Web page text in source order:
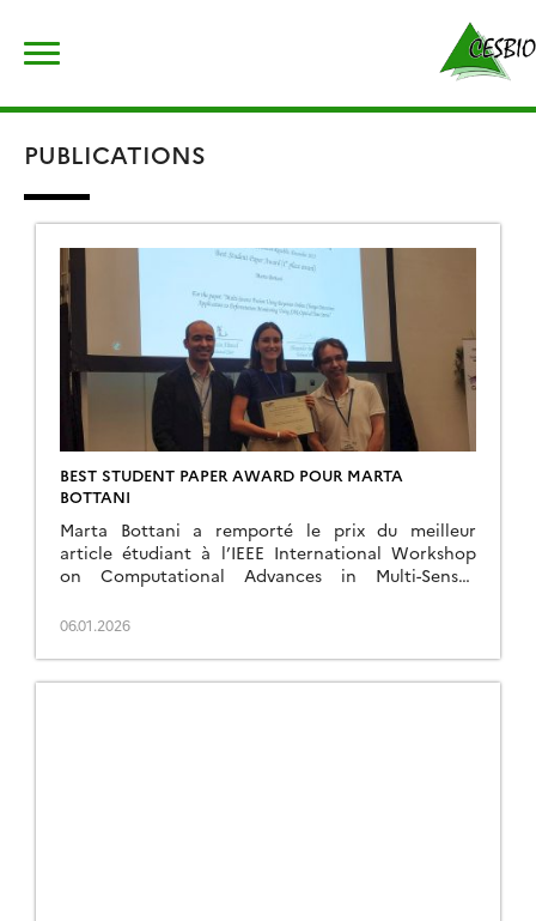
content
PUBLICATIONS
BEST STUDENT PAPER AWARD POUR MARTA
BOTTANI
Marta Bottani a remporté le prix du meilleur
article étudiant à l’IEEE International Workshop
on Computational Advances in Multi-Sensor
récompensé, co-rédigé avec Laurent Ferro-Famil
Multi-Source Fusion Using Bayesian Online Change
Detection: Application to Deforestation
06.01.2026